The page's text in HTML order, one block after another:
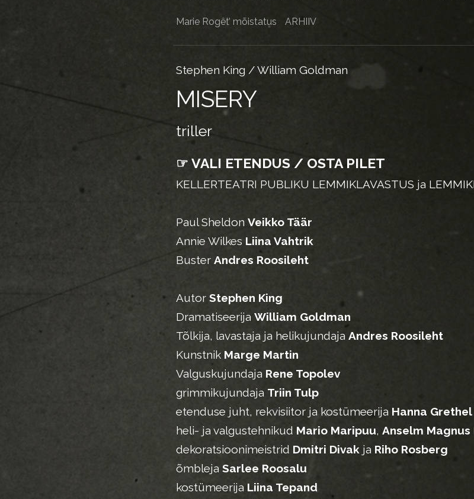
Marie Rogêt’ mõistatus ARHIIV
Stephen King / William Goldman
MISERY
triller
☞ VALI ETENDUS / OSTA PILET
KELLERTEATRI PUBLIKU LEMMIKLAVASTUS ja
Paul Sheldon Veikko Täär
Annie Wilkes Liina Vahtrik
Buster Andres Roosileht
Autor Stephen King
Dramatiseerija William Goldman
Tõlkija, lavastaja ja helikujundaja Andres Roosileht
Kunstnik Marge Martin
Valguskujundaja Rene Topolev
grimmikujundaja Triin Tulp
etenduse juht, rekvisiitor ja kostümeerija Hanna
heli- ja valgustehnikud Mario Maripuu, Anselm Magnus
dekoratsioonimeistrid Dmitri Divak ja Riho Rosberg
õmbleja Sarlee Roosalu
kostümeerija Liina Tepand